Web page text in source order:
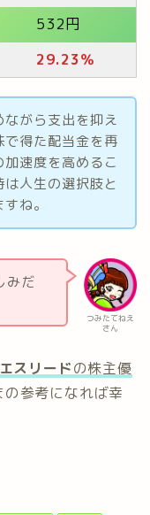
532円
29.23％
がら支出を抑え
得た配当金を再
速度を高めるこ
人生の選択肢と
ね。
つみたてねえ
さん
みだ
エスリードの株主優
参考になれば幸